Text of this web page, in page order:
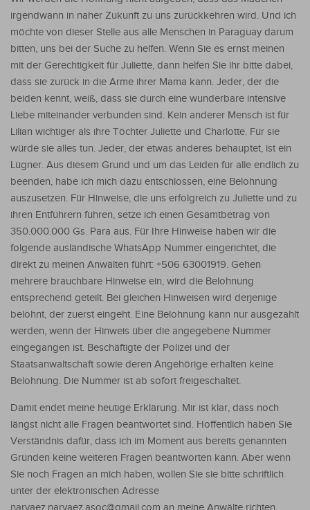
irgendwann in naher Zukunft zu uns zurückkehren wird. Und ich
möchte von dieser Stelle aus alle Menschen in Paraguay darum
bitten, uns bei der Suche zu helfen. Wenn Sie es ernst meinen
mit der Gerechtigkeit für Juliette, dann helfen Sie ihr bitte dabei,
dass sie zurück in die Arme ihrer Mama kann. Jeder, der die
beiden kennt, weiß, dass sie durch eine wunderbare intensive
Liebe miteinander verbunden sind. Kein anderer Mensch ist für
Lilian wichtiger als ihre Töchter Juliette und Charlotte. Für sie
würde sie alles tun. Jeder, der etwas anderes behauptet, ist ein
Lügner. Aus diesem Grund und um das Leiden für alle endlich zu
beenden, habe ich mich dazu entschlossen, eine Belohnung
auszusetzen. Für Hinweise, die uns erfolgreich zu Juliette und zu
ihren Entführern führen, setze ich einen Gesamtbetrag von
350.000.000 Gs. Para aus. Für Ihre Hinweise haben wir die
folgende ausländische WhatsApp Nummer eingerichtet, die
direkt zu meinen Anwälten führt: +506 63001919. Gehen
mehrere brauchbare Hinweise ein, wird die Belohnung
entsprechend geteilt. Bei gleichen Hinweisen wird derjenige
belohnt, der zuerst eingeht. Eine Belohnung kann nur ausgezahlt
werden, wenn der Hinweis über die angegebene Nummer
eingegangen ist. Beschäftigte der Polizei und der
Staatsanwaltschaft sowie deren Angehörige erhalten keine
Belohnung. Die Nummer ist ab sofort freigeschaltet.
Damit endet meine heutige Erklärung. Mir ist klar, dass noch
längst nicht alle Fragen beantwortet sind. Hoffentlich haben Sie
Verständnis dafür, dass ich im Moment aus bereits genannten
Gründen keine weiteren Fragen beantworten kann. Aber wenn
Sie noch Fragen an mich haben, wollen Sie sie bitte schriftlich
unter der elektronischen Adresse
narvaez.narvaez.asoc@gmail.com an meine Anwälte richten.